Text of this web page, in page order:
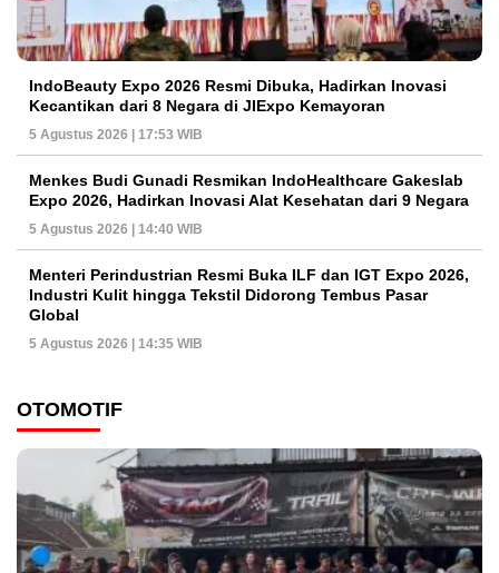
IndoBeauty Expo 2026 Resmi Dibuka, Hadirkan Inovasi
Kecantikan dari 8 Negara di JIExpo Kemayoran
5 Agustus 2026 | 17:53 WIB
Menkes Budi Gunadi Resmikan IndoHealthcare Gakeslab
Expo 2026, Hadirkan Inovasi Alat Kesehatan dari 9 Negara
5 Agustus 2026 | 14:40 WIB
Menteri Perindustrian Resmi Buka ILF dan IGT Expo 2026,
Industri Kulit hingga Tekstil Didorong Tembus Pasar
Global
5 Agustus 2026 | 14:35 WIB
OTOMOTIF